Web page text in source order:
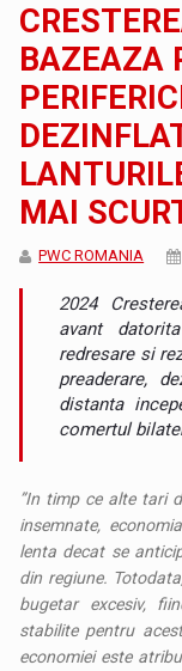
BAZEAZA
MAI
PWC ROMANIA
2024
avant
redresare si
preaderare,
distanta
comertul
”In timp ce alte tari
insemnate,
lenta decat se
din regiune.
bugetar excesiv,
stabilite pentru
economiei este